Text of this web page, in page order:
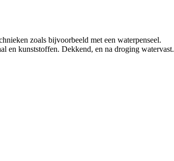
zoals bijvoorbeeld met een waterpenseel.
en kunststoffen. Dekkend, en na droging watervast.